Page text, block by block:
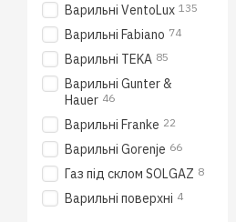
Варильні VentoLux 135
Варильні Fabiano 74
Варильні TEKA 85
Варильні Gunter &
Hauer 46
Варильні Franke 22
Варильні Gorenje 66
Газ під склом SOLGAZ 8
Варильні поверхні 4